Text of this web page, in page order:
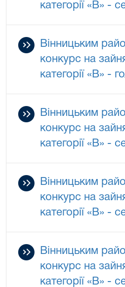
категорії «В» -
Вінницьким
конкурс на
категорії «В» -
Вінницьким
конкурс на
категорії «В» -
Вінницьким
конкурс на
категорії «В» -
Вінницьким
конкурс на
категорії «В» -